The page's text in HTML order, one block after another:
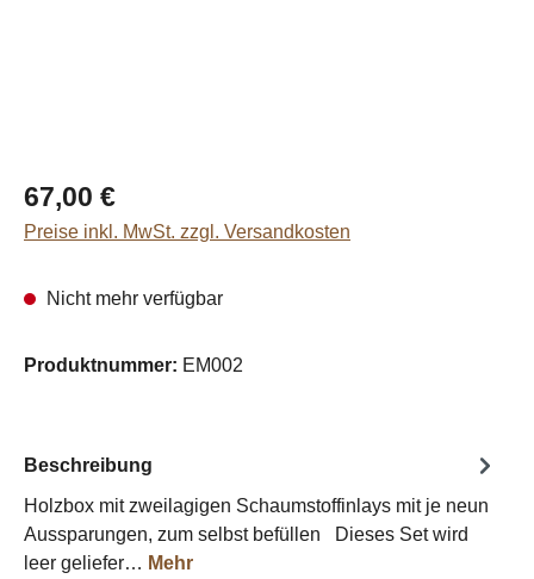
Regulärer Preis:
67,00 €
Preise inkl. MwSt. zzgl. Versandkosten
Nicht mehr verfügbar
Produktnummer: EM002
Beschreibung
Holzbox mit zweilagigen Schaumstoffinlays mit je neun
Aussparungen, zum selbst befüllen Dieses Set wird
leer geliefer… Mehr